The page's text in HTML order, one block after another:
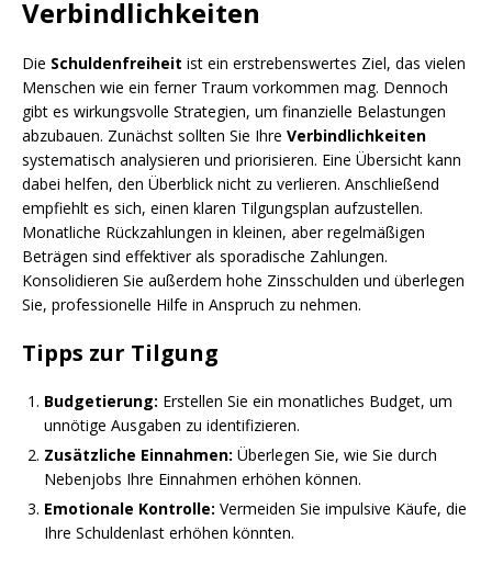
Verbindlichkeiten
Die Schuldenfreiheit ist ein erstrebenswertes Ziel, das vielen
Menschen wie ein ferner Traum vorkommen mag. Dennoch
gibt es wirkungsvolle Strategien, um finanzielle Belastungen
abzubauen. Zunächst sollten Sie Ihre Verbindlichkeiten
systematisch analysieren und priorisieren. Eine Übersicht kann
dabei helfen, den Überblick nicht zu verlieren. Anschließend
empfiehlt es sich, einen klaren Tilgungsplan aufzustellen.
Monatliche Rückzahlungen in kleinen, aber regelmäßigen
Beträgen sind effektiver als sporadische Zahlungen.
Konsolidieren Sie außerdem hohe Zinsschulden und überlegen
Sie, professionelle Hilfe in Anspruch zu nehmen.
Tipps zur Tilgung
Budgetierung: Erstellen Sie ein monatliches Budget, um
unnötige Ausgaben zu identifizieren.
Zusätzliche Einnahmen: Überlegen Sie, wie Sie durch
Nebenjobs Ihre Einnahmen erhöhen können.
Emotionale Kontrolle: Vermeiden Sie impulsive Käufe, die
Ihre Schuldenlast erhöhen könnten.